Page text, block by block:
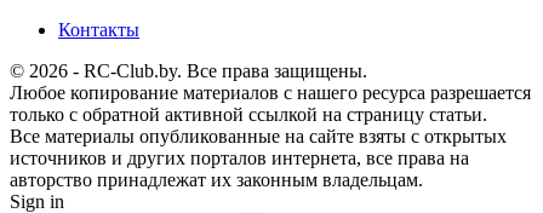
Контакты
© 2026 - RC-Club.by. Все права защищены.
Любое копирование материалов с нашего ресурса разрешается
только с обратной активной ссылкой на страницу статьи.
Все материалы опубликованные на сайте взяты с открытых
источников и других порталов интернета, все права на
авторство принадлежат их законным владельцам.
Sign in